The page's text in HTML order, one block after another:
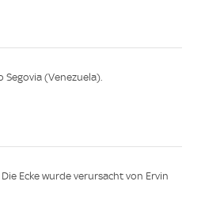
Segovia (Venezuela).
Die Ecke wurde verursacht von Ervin